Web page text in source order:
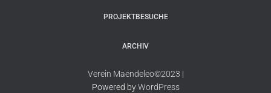
PROJEKTBESUCHE
ARCHIV
Verein Maendeleo©2023 |
Powered byWordPress